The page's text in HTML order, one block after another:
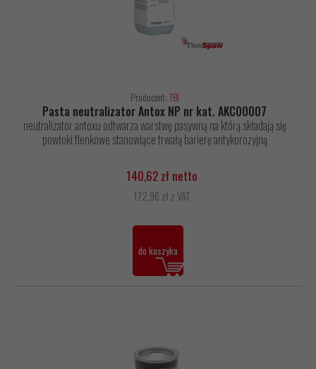
Producent:TBI
Pasta neutralizator Antox NP nr kat. AKC00007
neutralizator antoxu odtwarza warstwę pasywną na którą składają się
powłoki tlenkowe stanowiące trwałą barierę antykorozyjną
140,62 zł netto
172,96 zł z VAT
do koszyka